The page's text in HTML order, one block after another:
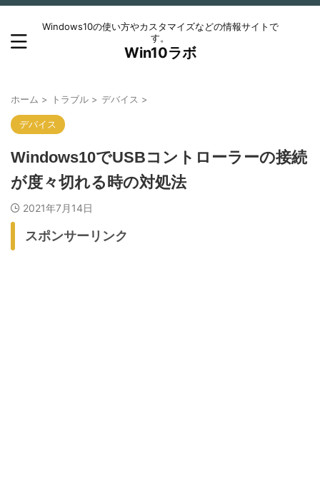
Windows10の使い方やカスタマイズなどの情報サイトで
す。
Win10ラボ
ホーム > トラブル > デバイス >
デバイス
Windows10でUSBコントローラーの接続
が度々切れる時の対処法
2021年7月14日
スポンサーリンク